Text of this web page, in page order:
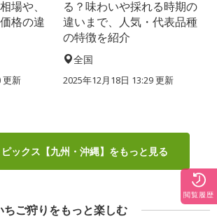
場や、
格の違
更新
る？味わいや採れる時期の
違いまで、人気・代表品種
の特徴を紹介
全国
2025年12月18日 13:29 更新
ックス【九州・沖縄】をもっと見る
ちご狩りをもっと楽しむ
閲覧履歴